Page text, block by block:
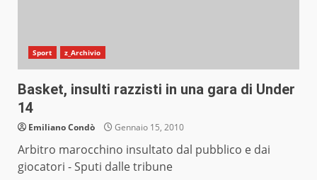
Sport z_Archivio
Basket, insulti razzisti in una gara di Under
14
Emiliano Condò Gennaio 15, 2010
Arbitro marocchino insultato dal pubblico e dai
giocatori - Sputi dalle tribune